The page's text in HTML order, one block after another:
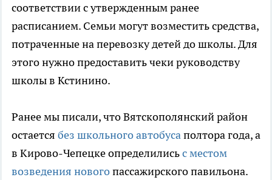
соответствии с утвержденным ранее
расписанием. Семьи могут возместить средства,
потраченные на перевозку детей до школы. Для
этого нужно предоставить чеки руководству
школы в Кстинино.
Ранее мы писали, что Вятскополянский район
остается без школьного автобусаполтора года, а
в Кирово-Чепецке определилисьс местом
возведения новогопассажирского павильона.